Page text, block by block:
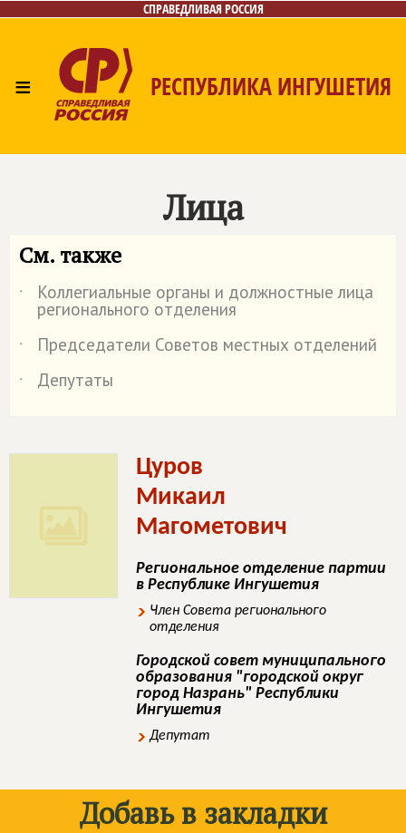
СПРАВЕДЛИВАЯ РОССИЯ
≡ РЕСПУБЛИКА ИНГУШЕТИЯ
Лица
См. также
˙ Коллегиальные органы и должностные лица
регионального отделения
˙
Председатели Советов местных отделений
˙
Депутаты
Цуров
Микаил
Магометович
Региональное отделение партии
в Республике Ингушетия
Член Совета регионального
отделения
Городской совет муниципального
образования "городской округ
город Назрань" Республики
Ингушетия
Депутат
Добавь в закладки